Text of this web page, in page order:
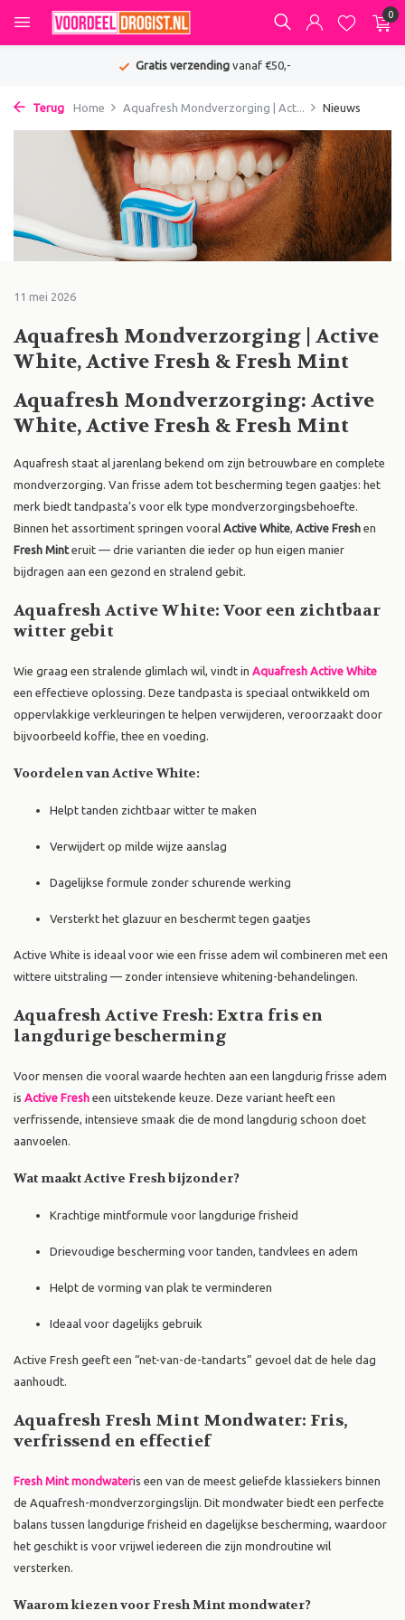
0
Gratis verzendingvanaf €50,-
Terug Home Aquafresh Mondverzorging | Act... Nieuws
11 mei 2026
Aquafresh Mondverzorging | Active
White, Active Fresh & Fresh Mint
Aquafresh Mondverzorging: Active
White, Active Fresh & Fresh Mint
Aquafresh staat al jarenlang bekend om zijn betrouwbare en complete
mondverzorging. Van frisse adem tot bescherming tegen gaatjes: het
merk biedt tandpasta’s voor elk type mondverzorgingsbehoefte.
Binnen het assortiment springen vooral Active White, Active Fresh en
Fresh Minteruit — drie varianten die ieder op hun eigen manier
bijdragen aan een gezond en stralend gebit.
Aquafresh Active White: Voor een zichtbaar
witter gebit
Wie graag een stralende glimlach wil, vindt in Aquafresh Active White
een effectieve oplossing. Deze tandpasta is speciaal ontwikkeld om
oppervlakkige verkleuringen te helpen verwijderen, veroorzaakt door
bijvoorbeeld koffie, thee en voeding.
Voordelen van Active White:
Helpt tanden zichtbaar witter te maken
Verwijdert op milde wijze aanslag
Dagelijkse formule zonder schurende werking
Versterkt het glazuur en beschermt tegen gaatjes
Active White is ideaal voor wie een frisse adem wil combineren met een
wittere uitstraling — zonder intensieve whitening-behandelingen.
Aquafresh Active Fresh: Extra fris en
langdurige bescherming
Voor mensen die vooral waarde hechten aan een langdurig frisse adem
is Active Fresh een uitstekende keuze. Deze variant heeft een
verfrissende, intensieve smaak die de mond langdurig schoon doet
aanvoelen.
Wat maakt Active Fresh bijzonder?
Krachtige mintformule voor langdurige frisheid
Drievoudige bescherming voor tanden, tandvlees en adem
Helpt de vorming van plak te verminderen
Ideaal voor dagelijks gebruik
Active Fresh geeft een “net-van-de-tandarts” gevoel dat de hele dag
aanhoudt.
Aquafresh Fresh Mint Mondwater: Fris,
verfrissend en effectief
Fresh Mint mondwateris een van de meest geliefde klassiekers binnen
de Aquafresh-mondverzorgingslijn. Dit mondwater biedt een perfecte
balans tussen langdurige frisheid en dagelijkse bescherming, waardoor
het geschikt is voor vrijwel iedereen die zijn mondroutine wil
versterken.
Waarom kiezen voor Fresh Mint mondwater?